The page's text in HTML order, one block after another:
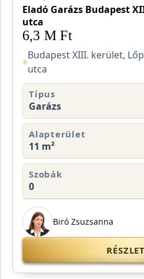
Eladó Garázs Budapest
utca
6,3 M Ft
⌖
Budapest XIII. kerület,
utca
Típus
Garázs
Alapterület
11 m²
Szobák
0
Biró Zsuzsanna